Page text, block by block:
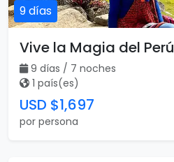
9 días
Vive la Magia del Perú
9 días / 7 noches
1 país(es)
USD $1,697
por persona